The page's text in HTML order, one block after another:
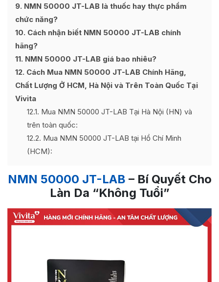
9 NMN 50000 JT-LAB là thuốc hay thực phẩm
chức năng?
10 Cách nhận biết NMN 50000 JT-LAB chính
hãng?
11 NMN 50000 JT-LAB giá bao nhiêu?
12 Cách Mua NMN 50000 JT-LAB Chính Hãng,
Chất Lượng Ở HCM, Hà Nội và Trên Toàn Quốc Tại
Vivita
12.1 Mua NMN 50000 JT-LAB Tại Hà Nội (HN) và
trên toàn quốc:
12.2 Mua NMN 50000 JT-LAB tại Hồ Chí Minh
(HCM):
NMN 50000 JT-LAB – Bí Quyết Cho
Làn Da “Không Tuổi”